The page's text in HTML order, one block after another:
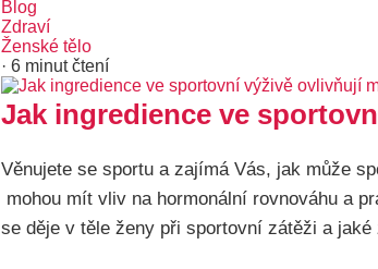
Blog
Zdraví
Ženské tělo
· 6 minut čtení
Jak ingredience ve
Věnujete se sportu a zajímá Vás, jak může
mohou mít vliv na hormonální rovnováhu a
se děje v těle ženy při sportovní zátěži a